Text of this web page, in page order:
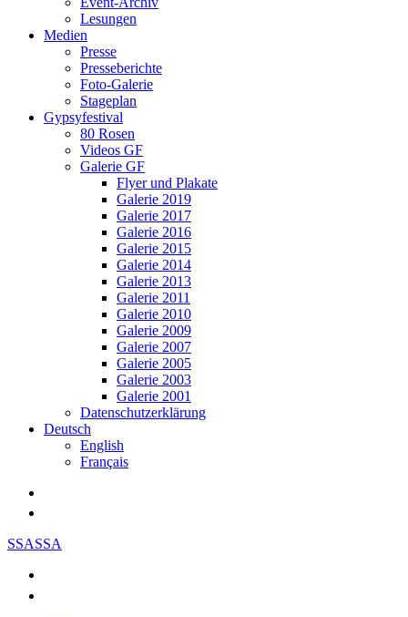
Lesungen
Medien
Presse
Presseberichte
Foto-Galerie
Stageplan
Gypsyfestival
80 Rosen
Videos GF
Galerie GF
Flyer und Plakate
Galerie 2019
Galerie 2017
Galerie 2016
Galerie 2015
Galerie 2014
Galerie 2013
Galerie 2011
Galerie 2010
Galerie 2009
Galerie 2007
Galerie 2005
Galerie 2003
Galerie 2001
Datenschutzerklärung
Deutsch
English
Français
SSASSA